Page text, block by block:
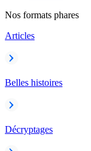
Nos formats phares
Articles
Belles histoires
Décryptages